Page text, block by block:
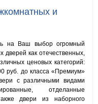
и
на Ваш выбор огромный
как отечественных,
ценовых категорий:
руб. до класса «Премиум»
с различными видами
отделанные
двери из наборного